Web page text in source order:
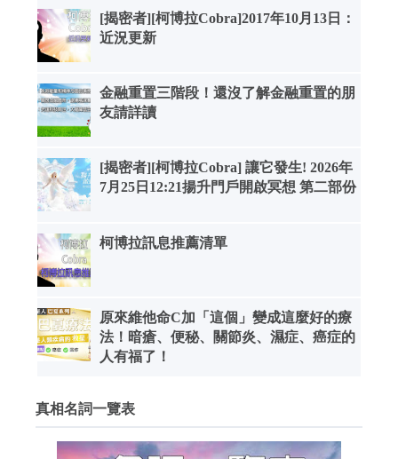
[揭密者][柯博拉Cobra]2017年10月13日：
近況更新
金融重置三階段！還沒了解金融重置的朋
友請詳讀
[揭密者][柯博拉Cobra] 讓它發生! 2026年
7月25日12:21揚升門戶開啟冥想 第二部份
柯博拉訊息推薦清單
原來維他命C加「這個」變成這麼好的療
法！暗瘡、便秘、關節炎、濕症、癌症的
人有福了！
真相名詞一覽表